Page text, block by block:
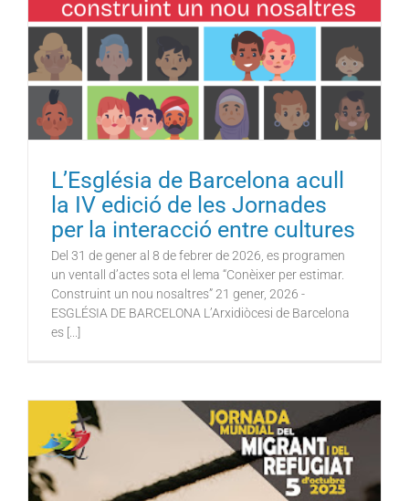
L’Església de Barcelona acull
la IV edició de les Jornades
per la interacció entre cultures
Del 31 de gener al 8 de febrer de 2026, es programen
un ventall d’actes sota el lema “Conèixer per estimar.
Construint un nou nosaltres” 21 gener, 2026 -
ESGLÉSIA DE BARCELONA L’Arxidiòcesi de Barcelona
es [...]